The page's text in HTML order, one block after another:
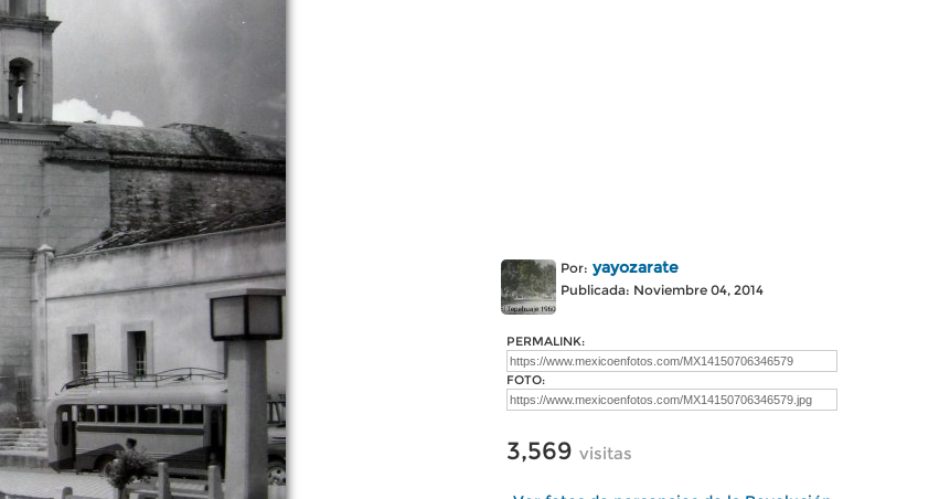
Por: yayozarate
Publicada: Noviembre 04, 2014
PERMALINK:
FOTO:
3,569 visitas